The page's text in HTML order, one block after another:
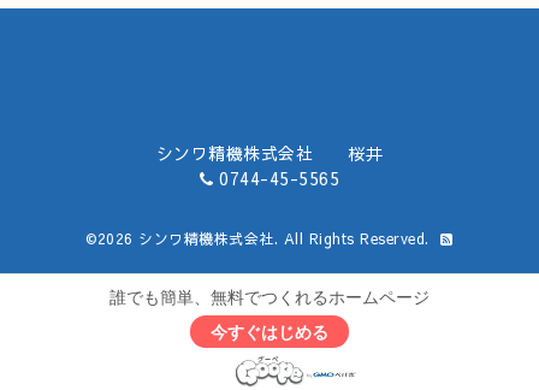
シンワ精機株式会社 桜井
0744-45-5565
©2026 シンワ精機株式会社. All Rights Reserved.
誰でも簡単、無料でつくれるホームページ
今すぐはじめる